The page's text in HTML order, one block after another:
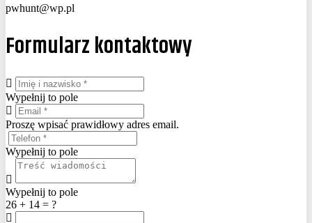
pwhunt@wp.pl
Formularz kontaktowy
Wypełnij to pole
Proszę wpisać prawidłowy adres email.
Wypełnij to pole
Wypełnij to pole
26 + 14 = ?